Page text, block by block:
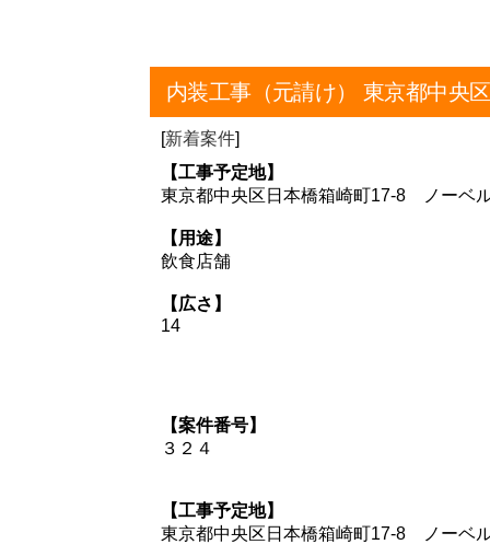
内装工事（元請け） 東京都中央
[新着案件]
【工事予定地】
東京都中央区日本橋箱崎町17-8 ノーベ
【用途】
飲食店舗
【広さ】
14
【案件番号】
３２４
【工事予定地】
東京都中央区日本橋箱崎町17-8 ノーベ